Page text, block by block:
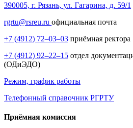
390005, г. Рязань, ул. Гагарина, д. 59/1
rgrtu@rsreu.ru официальная почта
+7 (4912) 72–03–03 приёмная ректора
+7 (4912) 92–22–15 отдел
(ОДиЭДО)
Режим, график работы
Телефонный справочник РГРТУ
Приёмная комиссия